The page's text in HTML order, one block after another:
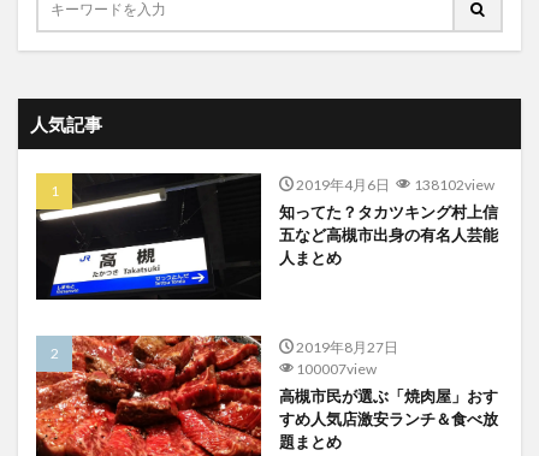
人気記事
2019年4月6日 138102view
知ってた？タカツキング村上信
五など高槻市出身の有名人芸能
人まとめ
2019年8月27日
100007view
高槻市民が選ぶ「焼肉屋」おす
すめ人気店激安ランチ＆食べ放
題まとめ